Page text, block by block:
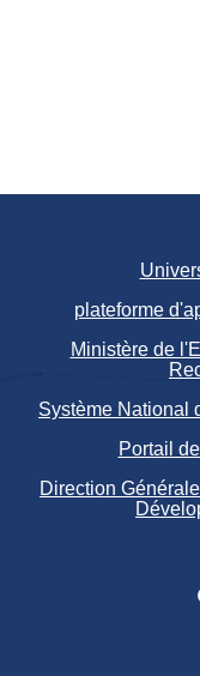
plateforme
Ministère de
Système National
Portail
Direction